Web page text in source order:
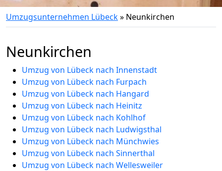
Umzugsunternehmen Lübeck» Neunkirchen
Neunkirchen
Umzug von Lübeck nach Innenstadt
Umzug von Lübeck nach Furpach
Umzug von Lübeck nach Hangard
Umzug von Lübeck nach Heinitz
Umzug von Lübeck nach Kohlhof
Umzug von Lübeck nach Ludwigsthal
Umzug von Lübeck nach Münchwies
Umzug von Lübeck nach Sinnerthal
Umzug von Lübeck nach Wellesweiler